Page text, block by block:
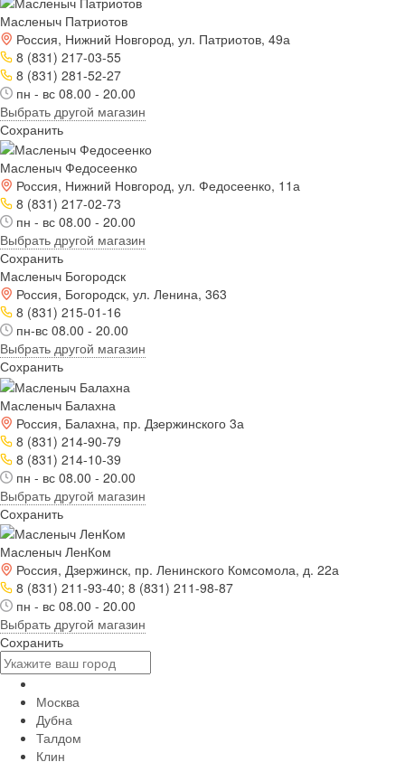
Масленыч Патриотов
Россия, Нижний Новгород, ул. Патриотов, 49а
8 (831) 217-03-55
8 (831) 281-52-27
пн - вс 08.00 - 20.00
Выбрать другой магазин
Сохранить
Масленыч Федосеенко
Россия, Нижний Новгород, ул. Федосеенко, 11а
8 (831) 217-02-73
пн - вс 08.00 - 20.00
Выбрать другой магазин
Сохранить
Масленыч Богородск
Россия, Богородск, ул. Ленина, 363
8 (831) 215-01-16
пн-вс 08.00 - 20.00
Выбрать другой магазин
Сохранить
Масленыч Балахна
Россия, Балахна, пр. Дзержинского 3а
8 (831) 214-90-79
8 (831) 214-10-39
пн - вс 08.00 - 20.00
Выбрать другой магазин
Сохранить
Масленыч ЛенКом
Россия, Дзержинск, пр. Ленинского Комсомола, д. 22а
8 (831) 211-93-40; 8 (831) 211-98-87
пн - вс 08.00 - 20.00
Выбрать другой магазин
Сохранить
Москва
Дубна
Талдом
Клин